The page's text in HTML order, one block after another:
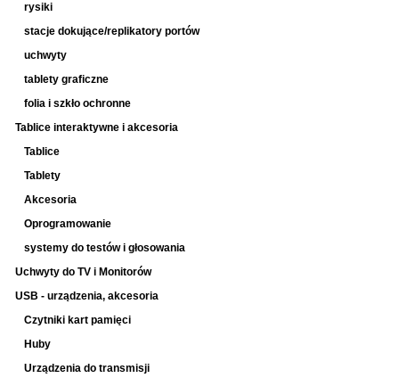
rysiki
stacje dokujące/replikatory portów
uchwyty
tablety graficzne
folia i szkło ochronne
Tablice interaktywne i akcesoria
Tablice
Tablety
Akcesoria
Oprogramowanie
systemy do testów i głosowania
Uchwyty do TV i Monitorów
USB - urządzenia, akcesoria
Czytniki kart pamięci
Huby
Urządzenia do transmisji